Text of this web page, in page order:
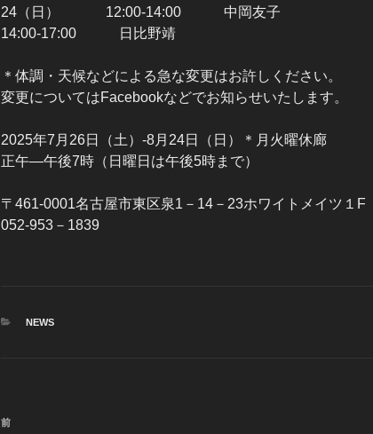
24（日） 12:00-14:00 中岡友子
14:00-17:00 日比野靖
＊体調・天候などによる急な変更はお許しください。
変更についてはFacebookなどでお知らせいたします。
2025年7月26日（土）-8月24日（日）＊月火曜休廊
正午―午後7時（日曜日は午後5時まで）
〒461-0001名古屋市東区泉1－14－23ホワイトメイツ１F
052-953－1839
カ
NEWS
投
前
前